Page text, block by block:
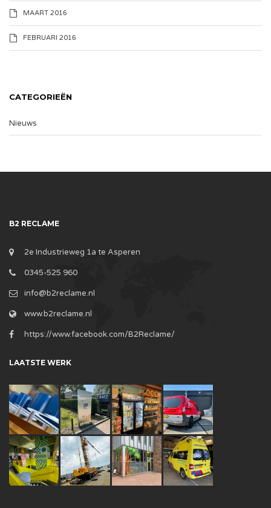
MAART 2016
FEBRUARI 2016
CATEGORIEËN
Nieuws
B2 RECLAME
2e Industrieweg 1a te Asperen
0345-525 960
info@b2reclame.nl
www.b2reclame.nl
https://www.facebook.com/B2Reclame/
LAATSTE WERK